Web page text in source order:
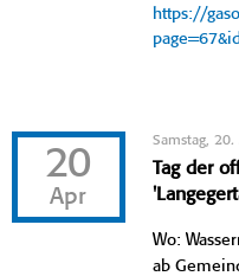
https://
20
Apr
Samstag,
Tag der
Wo:
ab